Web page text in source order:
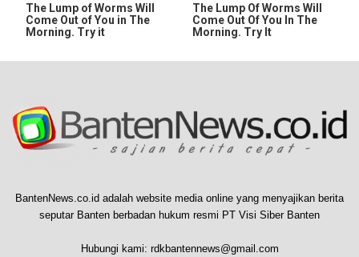
The Lump of Worms Will
Come Out of You in The
Morning. Try it
The Lump Of Worms Will
Come Out Of You In The
Morning. Try It
BantenNews.co.id adalah website media online yang menyajikan berita
seputar Banten berbadan hukum resmi PT Visi Siber Banten
Hubungi kami: rdkbantennews@gmail.com